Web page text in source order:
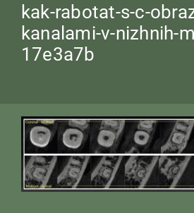
kak-rabotat-s-c-
kanalami-v-nizhnih-
17e3a7b